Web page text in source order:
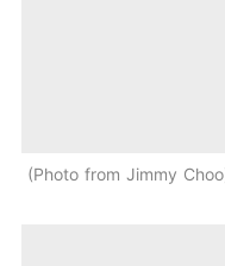
Photo from Jimmy Choo